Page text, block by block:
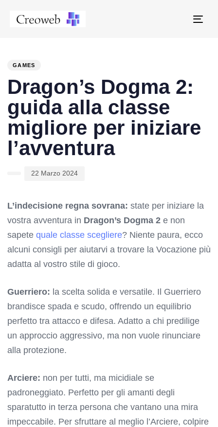
GAMES
Dragon’s Dogma 2:
guida alla classe
migliore per iniziare
l’avventura
22 Marzo 2024
L’indecisione regna sovrana: state per iniziare la
vostra avventura in Dragon’s Dogma 2 e non
sapete quale classe scegliere? Niente paura, ecco
alcuni consigli per aiutarvi a trovare la Vocazione più
adatta al vostro stile di gioco.
Guerriero: la scelta solida e versatile. Il Guerriero
brandisce spada e scudo, offrendo un equilibrio
perfetto tra attacco e difesa. Adatto a chi predilige
un approccio aggressivo, ma non vuole rinunciare
alla protezione.
Arciere: non per tutti, ma micidiale se
padroneggiato. Perfetto per gli amanti degli
sparatutto in terza persona che vantano una mira
impeccabile. Per sfruttare al meglio l’Arciere, colpire